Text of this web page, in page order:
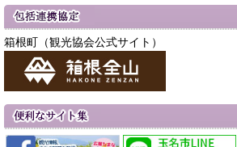
箱根町（観光協会公式サイト）